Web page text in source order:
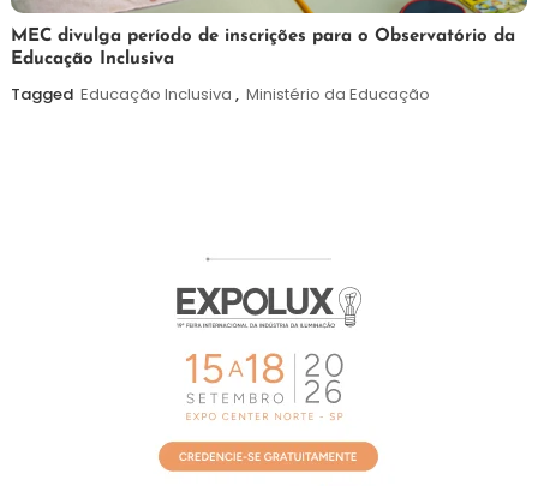
7
de
agosto
Maurilio
MEC divulga período de inscrições para o Observatório da
Educação Inclusiva
Tagged Educação Inclusiva , Ministério da Educação